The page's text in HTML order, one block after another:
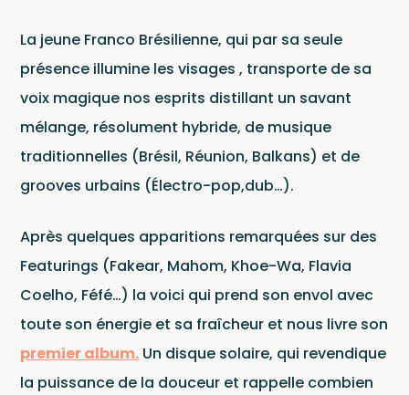
La jeune Franco Brésilienne, qui par sa seule
présence illumine les visages , transporte de sa
voix magique nos esprits distillant un savant
mélange, résolument hybride, de musique
traditionnelles (Brésil, Réunion, Balkans) et de
grooves urbains (Électro-pop,dub…).
Après quelques apparitions remarquées sur des
Featurings (Fakear, Mahom, Khoe-Wa, Flavia
Coelho, Féfé…) la voici qui prend son envol avec
toute son énergie et sa fraîcheur et nous livre son
premier album. Un disque solaire, qui revendique
la puissance de la douceur et rappelle combien
Wagram Music / Chapter Two Records
Pour
envoyer vos
démos
cliquez ici